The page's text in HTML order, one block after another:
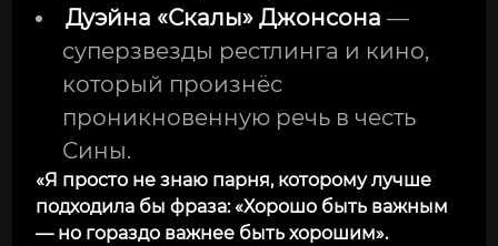
Дуэйна «Скалы» Джонсона —
суперзвезды рестлинга и кино,
который произнёс
проникновенную речь в честь
Сины.
«Я просто не знаю парня, которому лучше
подходила бы фраза: «Хорошо быть важным
— но гораздо важнее быть хорошим».